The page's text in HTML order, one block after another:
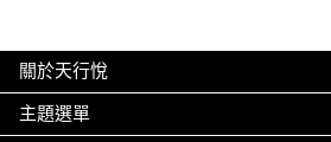
關於天行悅
主題選單